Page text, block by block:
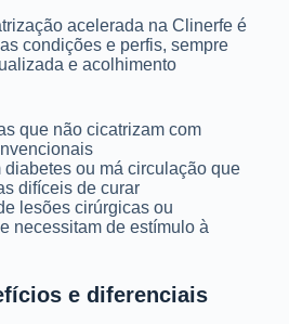
acelerada na Clinerfe é
condições e perfis, sempre
e acolhimento
que não cicatrizam com
diabetes ou má circulação que
difíceis de curar
lesões cirúrgicas ou
necessitam de estímulo à
e diferenciais